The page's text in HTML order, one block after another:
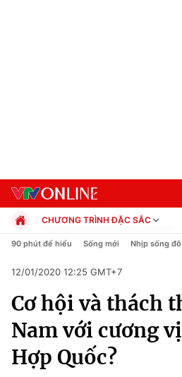
Chuyên mục
Chính trị
Xã hội
CHƯƠNG TRÌNH ĐẶC SẮC
Chính trị
Pháp luật
Kinh tế
Thể thao
Truyền hình
Văn hóa - Giải trí
Y tế
90 phút để hiểu Sống mới Nhịp sống
12/01/2020 12:25 GMT+7
Cơ hội và thách
Nam với cương
Hợp Quốc?